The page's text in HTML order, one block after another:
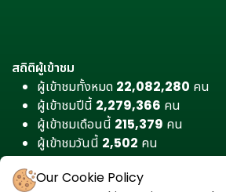
สถิติผู้เข้าชม
ผู้เข้าชมทั้งหมด 22,082,280 คน
ผู้เข้าชมปีนี้ 2,279,366 คน
ผู้เข้าชมเดือนนี้ 215,379 คน
ผู้เข้าชมวันนี้ 2,502 คน
Our Cookie Policy